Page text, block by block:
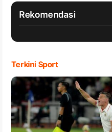
Rekomendasi
Terkini Sport